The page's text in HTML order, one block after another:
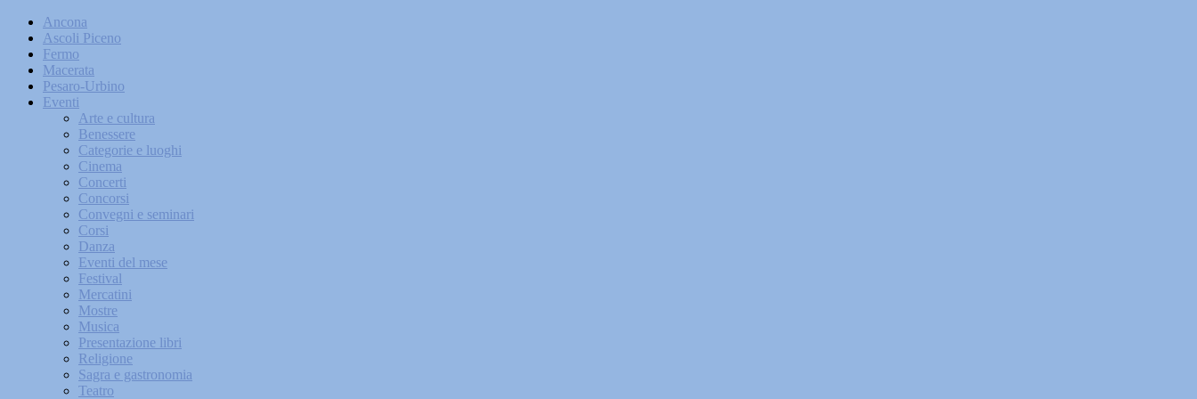
Ancona
Ascoli Piceno
Fermo
Macerata
Pesaro-Urbino
Eventi
Arte e cultura
Benessere
Categorie e luoghi
Cinema
Concerti
Concorsi
Convegni e seminari
Corsi
Danza
Eventi del mese
Festival
Mercatini
Mostre
Musica
Presentazione libri
Religione
Sagra e gastronomia
Teatro